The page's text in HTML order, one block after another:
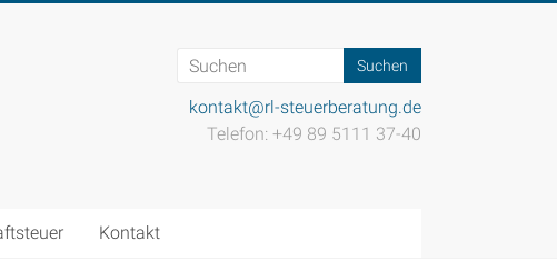
kontakt@rl-steuerberatung.de
Telefon: +49 89 5111 37-40
Kontakt